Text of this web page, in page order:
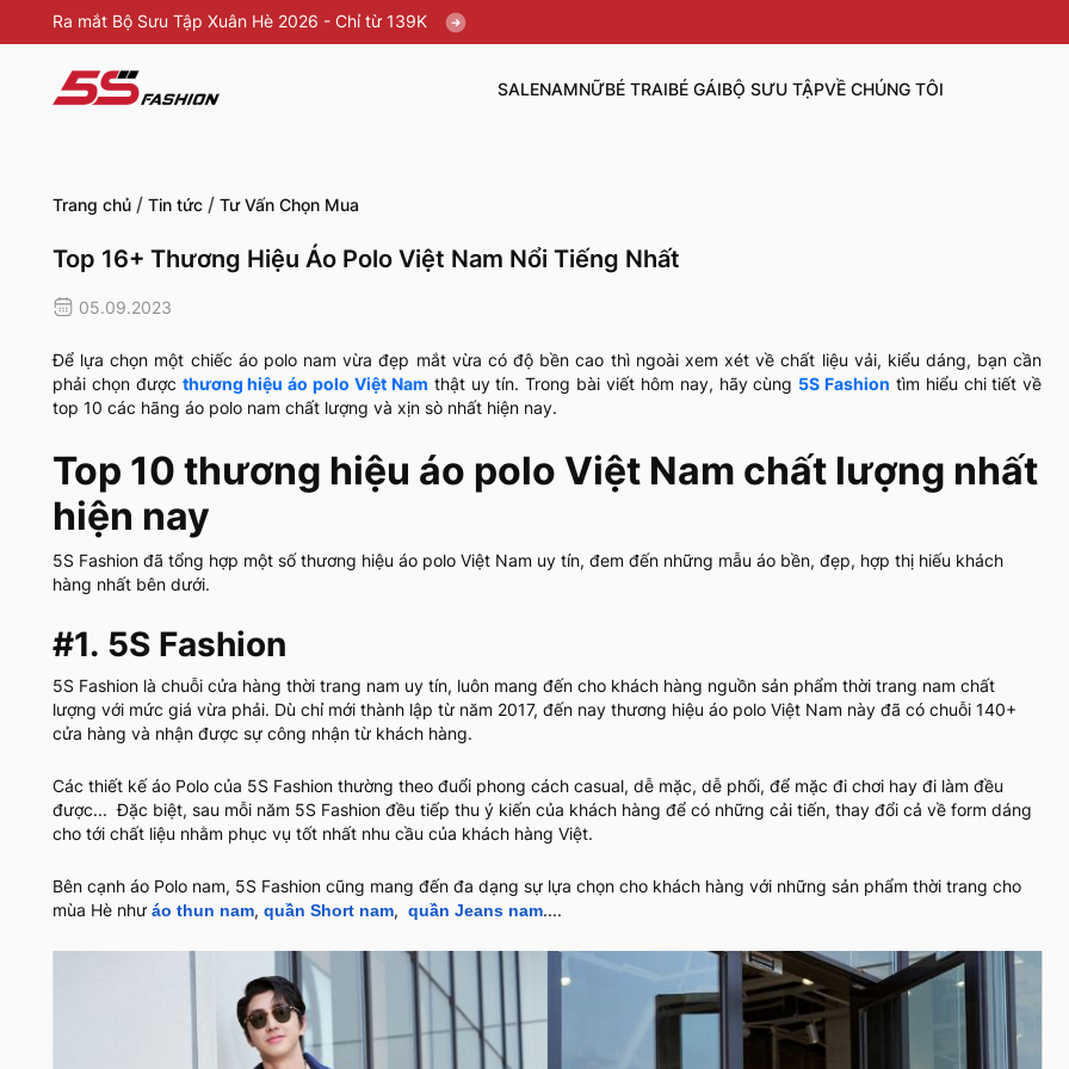
Ra mắt Bộ Sưu Tập Xuân Hè 2026 - Chỉ từ 139K
SALENAMNỮBÉ TRAIBÉ GÁIBỘ SƯU TẬPVỀ CHÚNG TÔI
Trang chủ / Tin tức / Tư Vấn Chọn Mua
Top 16+ Thương Hiệu Áo Polo Việt Nam Nổi Tiếng Nhất
05.09.2023
Để lựa chọn một chiếc áo polo nam vừa đẹp mắt vừa có độ bền cao thì ngoài xem xét về chất liệu vải, kiểu dáng, bạn cần
phải chọn được thương hiệu áo polo Việt Nam thật uy tín. Trong bài viết hôm nay, hãy cùng 5S Fashion tìm hiểu chi tiết về
top 10 các hãng áo polo nam chất lượng và xịn sò nhất hiện nay.
Top 10 thương hiệu áo polo Việt Nam chất lượng nhất
hiện nay
5S Fashion đã tổng hợp một số thương hiệu áo polo Việt Nam uy tín, đem đến những mẫu áo bền, đẹp, hợp thị hiếu khách
hàng nhất bên dưới.
#1. 5S Fashion
5S Fashion là chuỗi cửa hàng thời trang nam uy tín, luôn mang đến cho khách hàng nguồn sản phẩm thời trang nam chất
lượng với mức giá vừa phải. Dù chỉ mới thành lập từ năm 2017, đến nay thương hiệu áo polo Việt Nam này đã có chuỗi 140+
cửa hàng và nhận được sự công nhận từ khách hàng.
Các thiết kế áo Polo của 5S Fashion thường theo đuổi phong cách casual, dễ mặc, dễ phối, để mặc đi chơi hay đi làm đều
được... Đặc biệt, sau mỗi năm 5S Fashion đều tiếp thu ý kiến của khách hàng để có những cải tiến, thay đổi cả về form dáng
cho tới chất liệu nhằm phục vụ tốt nhất nhu cầu của khách hàng Việt.
Bên cạnh áo Polo nam, 5S Fashion cũng mang đến đa dạng sự lựa chọn cho khách hàng với những sản phẩm thời trang cho
mùa Hè như áo thun nam, quần Short nam, quần Jeans nam....